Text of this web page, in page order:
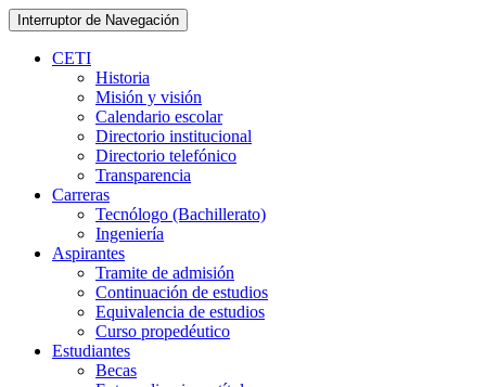
Interruptor de Navegación
CETI
Historia
Misión y visión
Calendario escolar
Directorio institucional
Directorio telefónico
Transparencia
Carreras
Tecnólogo (Bachillerato)
Ingeniería
Aspirantes
Tramite de admisión
Continuación de estudios
Equivalencia de estudios
Curso propedéutico
Estudiantes
Becas